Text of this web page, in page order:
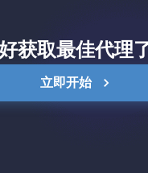
获取最佳代理
立即开始